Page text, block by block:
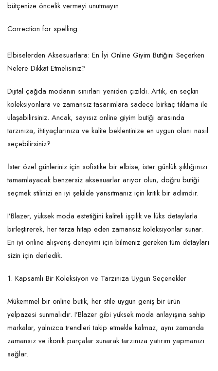
bütçenize öncelik vermeyi unutmayın.
Correction for spelling :
Elbiselerden Aksesuarlara: En İyi Online Giyim Butiğini Seçerken
Nelere Dikkat Etmelisiniz?
Dijital çağda modanın sınırları yeniden çizildi. Artık, en seçkin
koleksiyonlara ve zamansız tasarımlara sadece birkaç tıklama ile
ulaşabilirsiniz. Ancak, sayısız online giyim butiği arasında
tarzınıza, ihtiyaçlarınıza ve kalite beklentinize en uygun olanı nasıl
seçebilirsiniz?
İster özel günleriniz için sofistike bir elbise, ister günlük şıklığınızı
tamamlayacak benzersiz aksesuarlar arıyor olun, doğru butiği
seçmek stilinizi en iyi şekilde yansıtmanız için kritik bir adımdır.
I’Blazer, yüksek moda estetiğini kaliteli işçilik ve lüks detaylarla
birleştirerek, her tarza hitap eden zamansız koleksiyonlar sunar.
En iyi online alışveriş deneyimi için bilmeniz gereken tüm detayları
sizin için derledik.
1. Kapsamlı Bir Koleksiyon ve Tarzınıza Uygun Seçenekler
Mükemmel bir online butik, her stile uygun geniş bir ürün
yelpazesi sunmalıdır. I’Blazer gibi yüksek moda anlayışına sahip
markalar, yalnızca trendleri takip etmekle kalmaz, aynı zamanda
zamansız ve ikonik parçalar sunarak tarzınıza yatırım yapmanızı
sağlar.